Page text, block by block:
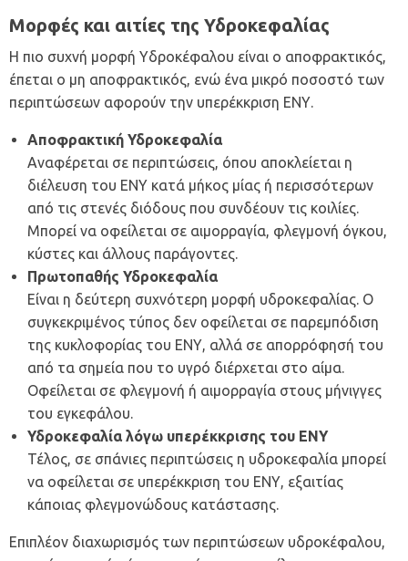
Μορφές και αιτίες της Υδροκεφαλίας
Η πιο συχνή μορφή Υδροκέφαλου είναι ο αποφρακτικός,
έπεται ο μη αποφρακτικός, ενώ ένα μικρό ποσοστό των
περιπτώσεων αφορούν την υπερέκκριση ΕΝΥ.
Αποφρακτική Υδροκεφαλία
Αναφέρεται σε περιπτώσεις, όπου αποκλείεται η
διέλευση του ΕΝΥ κατά μήκος μίας ή περισσότερων
από τις στενές διόδους που συνδέουν τις κοιλίες.
Μπορεί να οφείλεται σε αιμορραγία, φλεγμονή όγκου,
κύστες και άλλους παράγοντες.
Πρωτοπαθής Υδροκεφαλία
Είναι η δεύτερη συχνότερη μορφή υδροκεφαλίας. Ο
συγκεκριμένος τύπος δεν οφείλεται σε παρεμπόδιση
της κυκλοφορίας του ΕΝΥ, αλλά σε απορρόφησή του
από τα σημεία που το υγρό διέρχεται στο αίμα.
Οφείλεται σε φλεγμονή ή αιμορραγία στους μήνιγγες
του εγκεφάλου.
Υδροκεφαλία λόγω υπερέκκρισης του ΕΝΥ
Τέλος, σε σπάνιες περιπτώσεις η υδροκεφαλία μπορεί
να οφείλεται σε υπερέκκριση του ΕΝΥ, εξαιτίας
κάποιας φλεγμονώδους κατάστασης.
Επιπλέον διαχωρισμός των περιπτώσεων υδροκέφαλου,